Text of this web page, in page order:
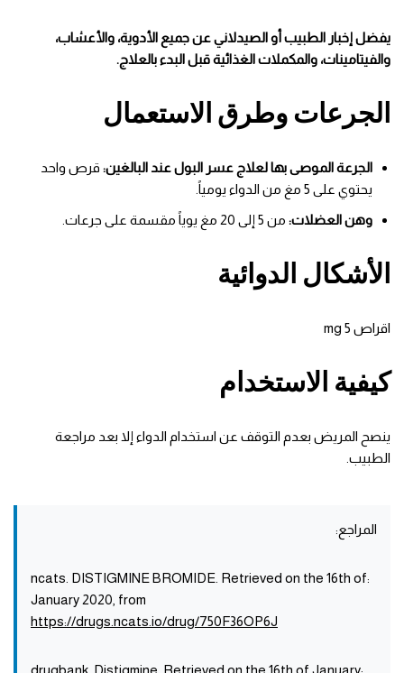
يفضل إخبار الطبيب أو الصيدلاني عن جميع الأدوية، والأعشاب،
والفيتامينات، والمكملات الغذائية قبل البدء بالعلاج.
الجرعات وطرق الاستعمال
الجرعة الموصى بها لعلاج عسر البول عند البالغين: قرص واحد
يحتوي على 5 مغ من الدواء يومياً.
وهن العضلات: من 5 إلى 20 مغ يوياً مقسمة على جرعات.
الأشكال الدوائية
اقراص 5 mg
كيفية الاستخدام
ينصح المريض بعدم التوقف عن استخدام الدواء إلا بعد مراجعة
الطبيب.
المراجع:
:ncats. DISTIGMINE BROMIDE. Retrieved on the 16th of
January 2020, from
https://drugs.ncats.io/drug/750F36OP6J
:drugbank. Distigmine. Retrieved on the 16th of January